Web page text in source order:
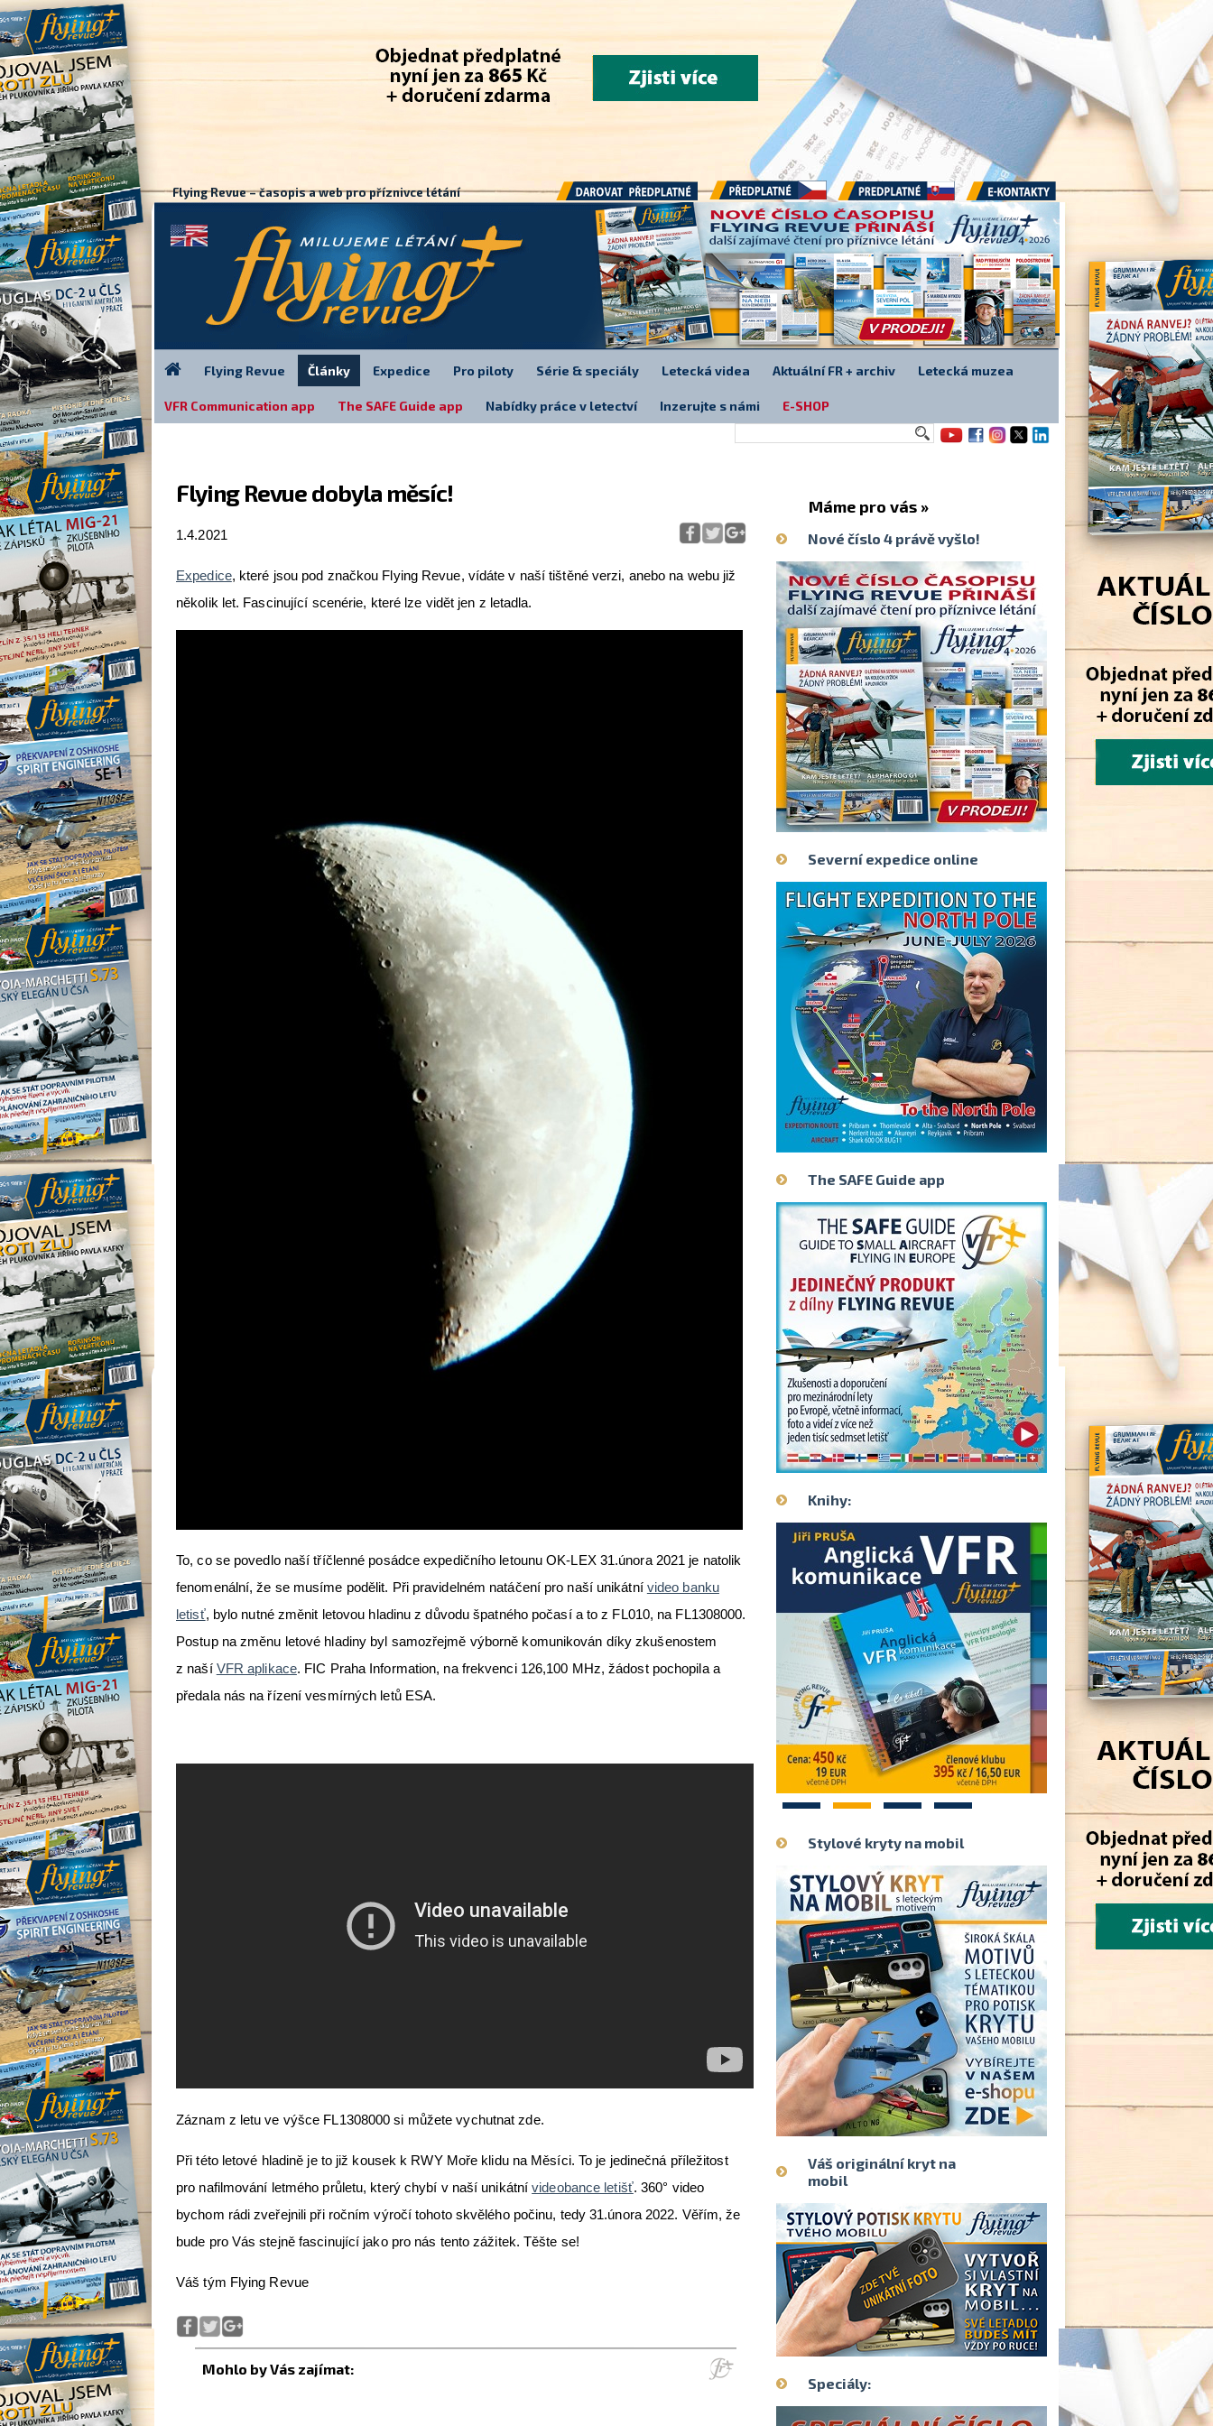
Flying Revue dobyla měsíc!
1.4.2021
Expedice, které jsou pod značkou Flying Revue, vídáte v naší tištěné verzi, anebo na webu již
několik let. Fascinující scenérie, které lze vidět jen z letadla.
To, co se povedlo naší tříčlenné posádce expedičního letounu OK-LEX 31.února 2021 je natolik
fenomenální, že se musíme podělit. Při pravidelném natáčení pro naší unikátní video banku
letisť, bylo nutné změnit letovou hladinu z důvodu špatného počasí a to z FL010, na FL1308000.
Postup na změnu letové hladiny byl samozřejmě výborně komunikován díky zkušenostem
z naší VFR aplikace. FIC Praha Information, na frekvenci 126,100 MHz, žádost pochopila a
předala nás na řízení vesmírných letů ESA.
Záznam z letu ve výšce FL1308000 si můžete vychutnat zde.
Při této letové hladině je to již kousek k RWY Moře klidu na Měsíci. To je jedinečná příležitost
pro nafilmování letmého průletu, který chybí v naší unikátnívideobance letišť. 360° video
bychom rádi zveřejnili při ročním výročí tohoto skvělého počinu, tedy 31.února 2022. Věřím, že
bude pro Vás stejně fascinující jako pro nás tento zážitek. Těšte se!
Váš tým Flying Revue
Máme pro vás »
Nové číslo 4 právě vyšlo!
Severní expedice online
The SAFE Guide app
Knihy:
1 2 3 4
Stylové kryty na mobil
Váš originální kryt na
mobil
Speciály:
Flying Revue – časopis a web pro příznivce létání
Darovat předplatné Předplatné Předplatné E-kontakty
Flying Revue Články Expedice Pro piloty Série & speciály Letecká videa Aktuální FR + archiv Letecká muzea
VFR Communication app The SAFE Guide app Nabídky práce v letectví Inzerujte s námi E-SHOP